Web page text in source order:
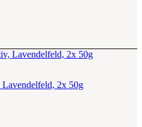
2x 50g